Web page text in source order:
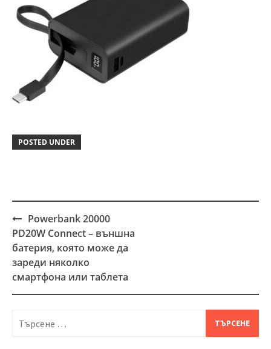
POSTED UNDER
Post
navigation
Powerbank 20000
PD20W Connect – външна
батерия, която може да
зареди няколко
смартфона или таблета
за: